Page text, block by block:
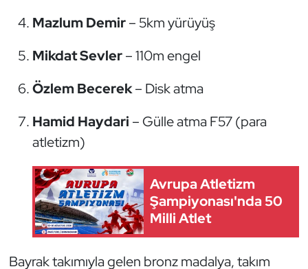
Mazlum Demir– 5km yürüyüş
Mikdat Sevler– 110m engel
Özlem Becerek– Disk atma
Hamid Haydari – Gülle atma F57 (para
atletizm)
Avrupa Atletizm
Şampiyonası'nda 50
Milli Atlet
Bayrak takımıyla gelen bronz madalya, takım
Voleybol
Vücut Geliştirme Fitness
Wushu Kungfu
Yelken
Yüzme